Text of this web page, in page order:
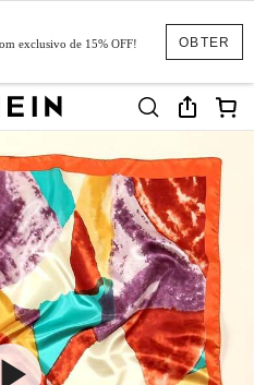
OBTER
exclusivo de 15% OFF!